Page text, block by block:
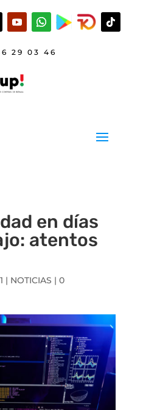
29 03 46
en días
atentos
| NOTICIAS | 0